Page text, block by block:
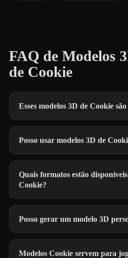
FAQ de Modelos
de Cookie
Esses modelos 3D de Cookie
Posso usar modelos 3D de
Quais formatos estão
Cookie?
Posso gerar um modelo 3D
Modelos Cookie servem para